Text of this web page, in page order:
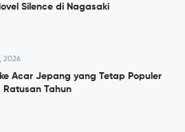
Silence di Nagasaki
2026
Acar Jepang yang Tetap Populer
Ratusan Tahun